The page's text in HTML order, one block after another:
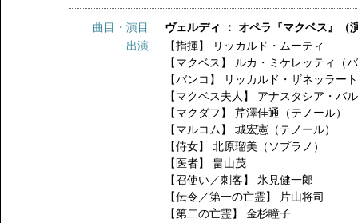
曲目・演目
ヴェルディ ： オペラ『マクベス』（
出演
【指揮】
リッカルド・ムーティ
【マクベス】
ルカ・ミケレッティ（
【バンコ】
リッカルド・ザネッラー
【マクベス夫人】 アナスタシア・バ
【マクダフ】芹澤佳通（テノール）
【マルコム】城宏憲（テノール）
【侍女】北原瑠美（ソプラノ）
【医者】 畠山茂
【召使い／刺客】 氷見健一郎
【伝令／第一の亡霊】
片山将司
【第二の亡霊】金杉瞳子